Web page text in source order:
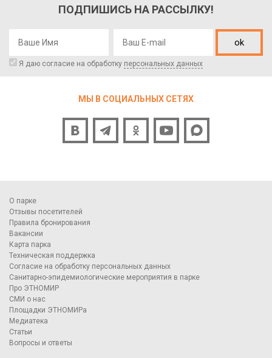
ПОДПИШИСЬ НА РАССЫЛКУ!
ok
Я даю согласие на обработку персональных данных
МЫ В СОЦИАЛЬНЫХ СЕТЯХ
О парке
Отзывы посетителей
Правила бронирования
Вакансии
Карта парка
Техническая поддержка
Согласие на обработку персональных данных
Санитарно-эпидемиологические мероприятия в парке
Про ЭТНОМИР
СМИ о нас
Площадки ЭТНОМИРа
Медиатека
Статьи
Вопросы и ответы